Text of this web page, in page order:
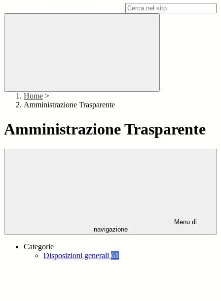
Home >
Amministrazione Trasparente
Amministrazione Trasparente
Menu di
navigazione
Categorie
Disposizioni generali 61